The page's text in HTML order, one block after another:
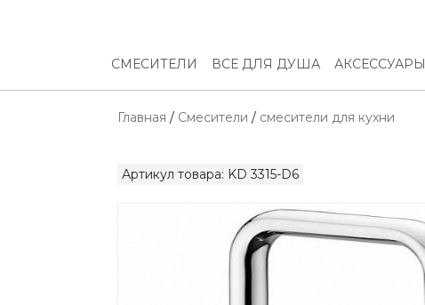
СМЕСИТЕЛИ ВСЕ ДЛЯ ДУША АКСЕССУАРЫ
Главная / Смесители / смесители для кухни
Артикул товара: KD 3315-D6